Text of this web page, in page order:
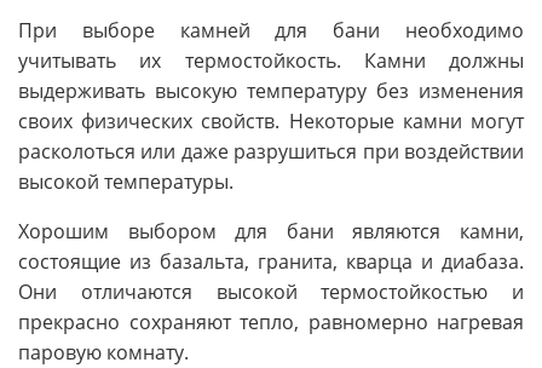
При выборе камней для бани необходимо
учитывать их термостойкость. Камни должны
выдерживать высокую температуру без изменения
своих физических свойств. Некоторые камни могут
расколоться или даже разрушиться при воздействии
высокой температуры.
Хорошим выбором для бани являются камни,
состоящие из базальта, гранита, кварца и диабаза.
Они отличаются высокой термостойкостью и
прекрасно сохраняют тепло, равномерно нагревая
паровую комнату.